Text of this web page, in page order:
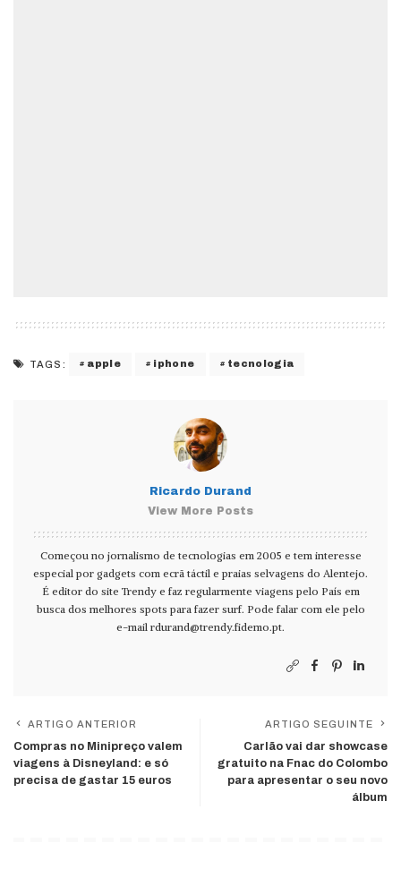
TAGS: apple iphone tecnologia
Ricardo Durand
View More Posts
Começou no jornalismo de tecnologias em 2005 e tem interesse
especial por gadgets com ecrã táctil e praias selvagens do Alentejo.
É editor do site Trendy e faz regularmente viagens pelo País em
busca dos melhores spots para fazer surf. Pode falar com ele pelo
e-mail rdurand@trendy.fidemo.pt.
ARTIGO ANTERIOR
Compras no Minipreço valem
viagens à Disneyland: e só
precisa de gastar 15 euros
ARTIGO SEGUINTE
Carlão vai dar showcase
gratuito na Fnac do Colombo
para apresentar o seu novo
álbum